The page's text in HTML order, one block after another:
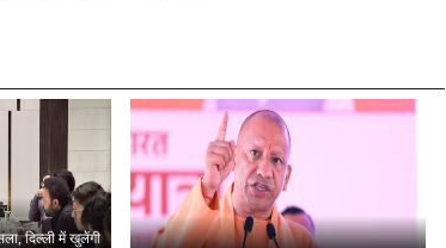
दिल्ली में खुलेंगी